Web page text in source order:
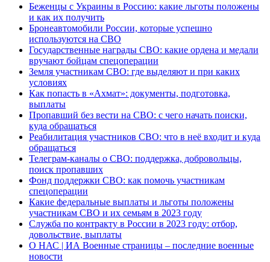
Беженцы с Украины в Россию: какие льготы положены
и как их получить
Бронеавтомобили России, которые успешно
используются на СВО
Государственные награды СВО: какие ордена и медали
вручают бойцам спецоперации
Земля участникам СВО: где выделяют и при каких
условиях
Как попасть в «Ахмат»: документы, подготовка,
выплаты
Пропавший без вести на СВО: с чего начать поиски,
куда обращаться
Реабилитация участников СВО: что в неё входит и куда
обращаться
Телеграм-каналы о СВО: поддержка, добровольцы,
поиск пропавших
Фонд поддержки СВО: как помочь участникам
спецоперации
Какие федеральные выплаты и льготы положены
участникам СВО и их семьям в 2023 году
Служба по контракту в России в 2023 году: отбор,
довольствие, выплаты
О НАС | ИА Военные страницы – последние военные
новости